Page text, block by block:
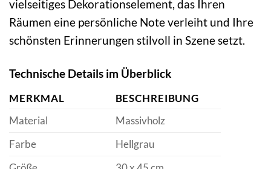
vielseitiges Dekorationselement, das Ihren
Räumen eine persönliche Note verleiht und Ihre
schönsten Erinnerungen stilvoll in Szene setzt.
Technische Details im Überblick
MERKMAL
BESCHREIBUNG
Material
Massivholz
Farbe
Hellgrau